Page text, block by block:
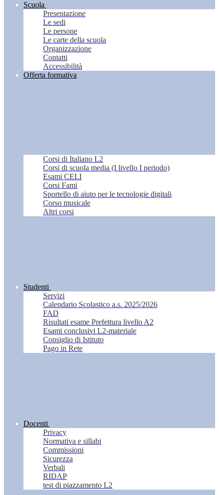
Scuola
Presentazione
Le sedi
Le persone
Le carte della scuola
Organizzazione
Contatti
Accessibilità
Offerta formativa
Corsi di Italiano L2
Corsi di scuola media (I livello I periodo)
Esami CELI
Corsi Fami
Sportello di aiuto per le tecnologie digitali
Corso musicale
Altri corsi
Studenti
Servizi
Calendario Scolastico a.s. 2025/2026
FAD
Risultati esame Prefettura livello A2
Esami conclusivi L2-materiale
Consiglio di Istituto
Pago in Rete
Docenti
Privacy
Normativa e sillabi
Commissioni
Sicurezza
Verbali
RIDAP
test di piazzamento L2